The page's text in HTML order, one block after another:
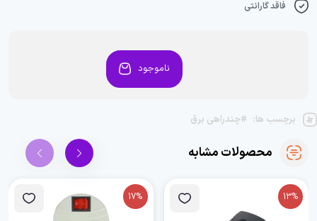
فاقد گارانتی
ناموجود
برچسب ها: #چندراهی برق
محصولات مشابه
13%
17%